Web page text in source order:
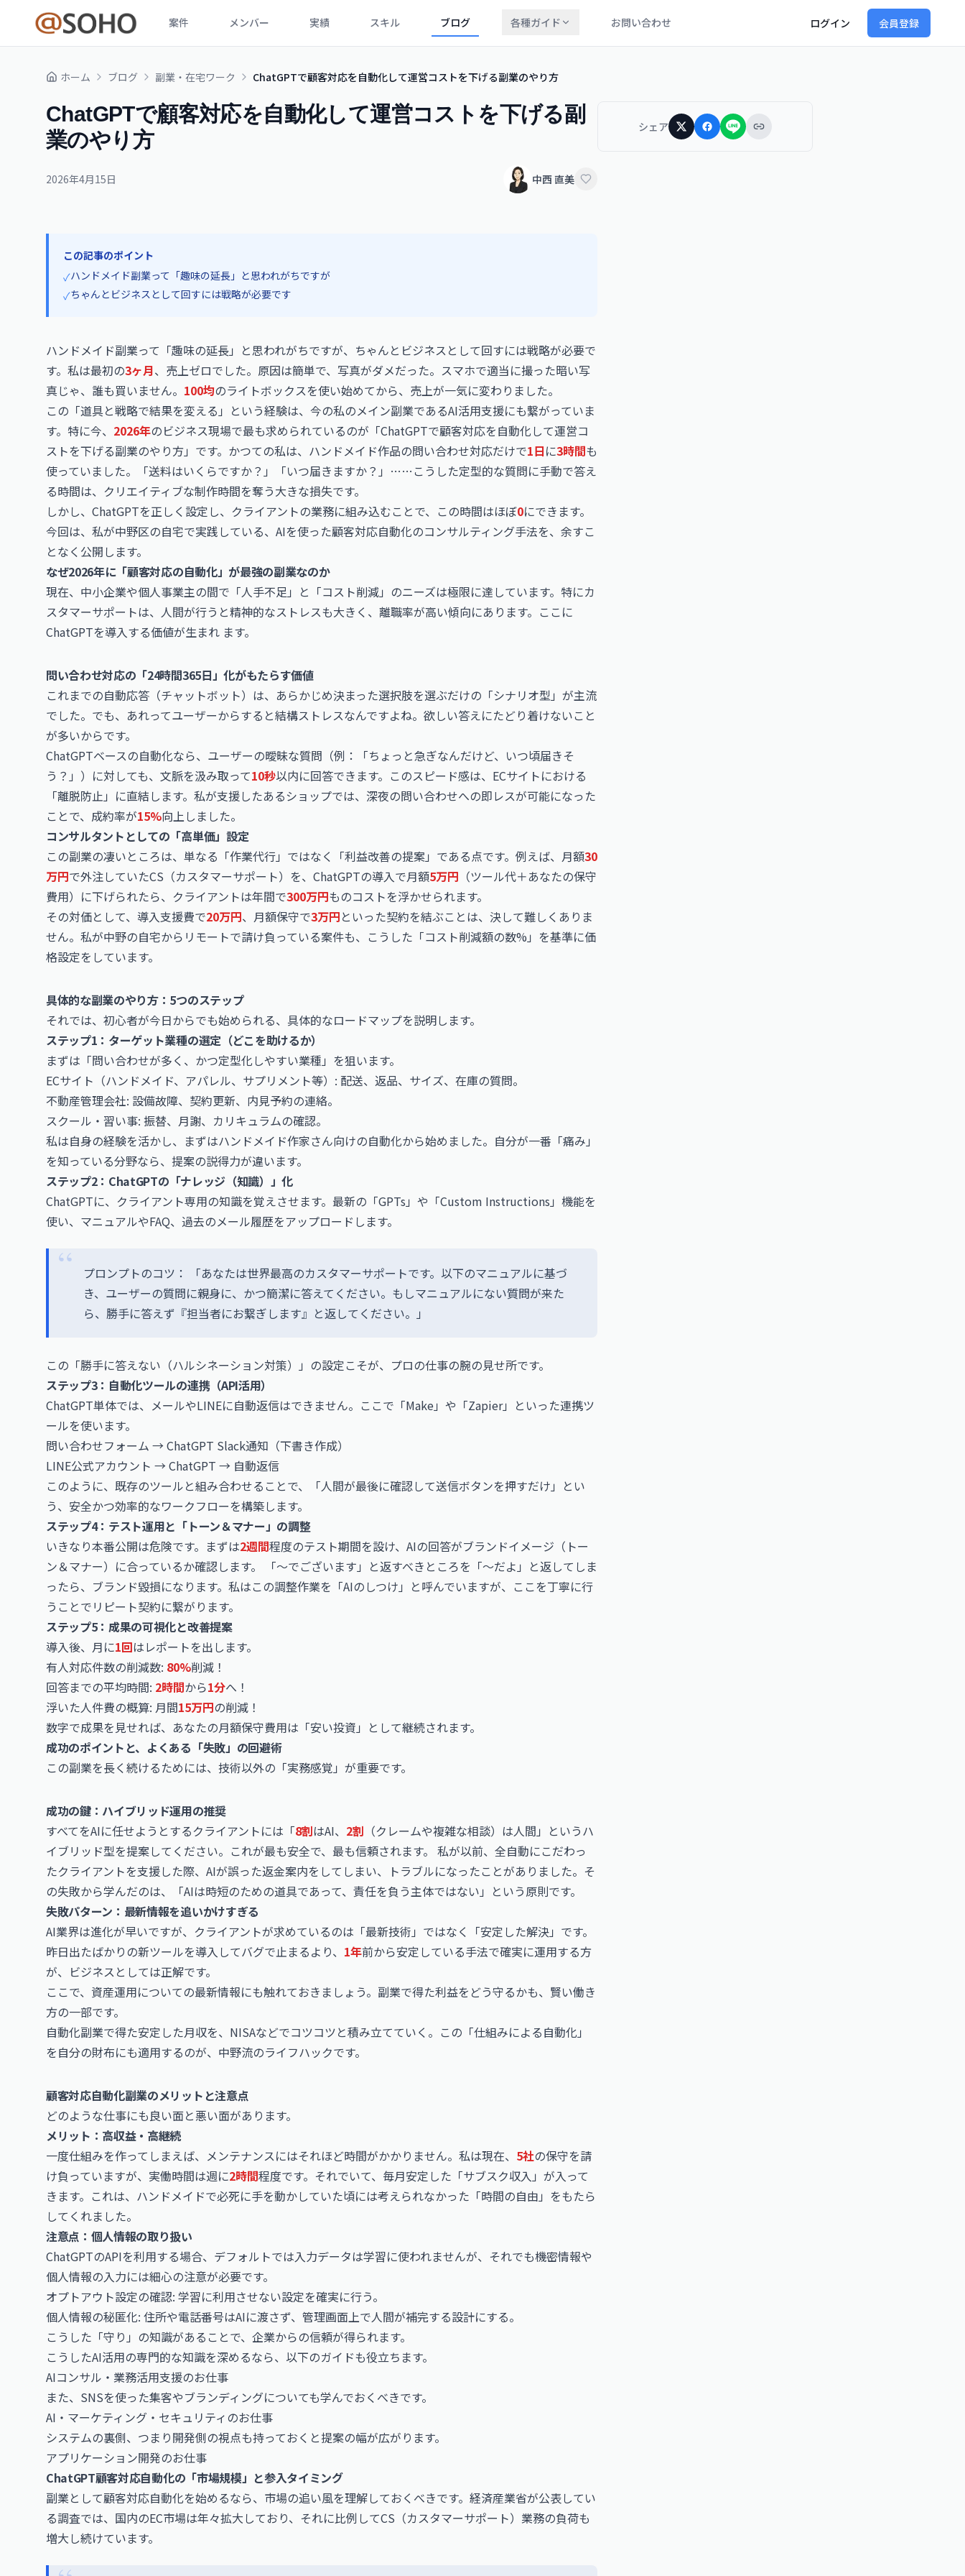
案件 メンバー 実績 スキル ブログ 各種ガイド お問い合わせ ログイン 会員登録
ホーム ブログ 副業・在宅ワーク ChatGPTで顧客対応を自動化して運営コストを下げる副業のやり方
ChatGPTで顧客対応を自動化して運営コストを下げる副
業のやり方
2026年4月15日 中西 直美
この記事のポイント
✓ハンドメイド副業って「趣味の延長」と思われがちですが
✓ちゃんとビジネスとして回すには戦略が必要です
ハンドメイド副業って「趣味の延長」と思われがちですが、ちゃんとビジネスとして回すには戦略が必要で
す。私は最初の3ヶ月、売上ゼロでした。原因は簡単で、写真がダメだった。スマホで適当に撮った暗い写
真じゃ、誰も買いません。 100均のライトボックスを使い始めてから、売上が一気に変わりました。
この「道具と戦略で結果を変える」という経験は、今の私のメイン副業であるAI活用支援にも繋がっていま
す。特に今、 2026年のビジネス現場で最も求められているのが「ChatGPTで顧客対応を自動化して運営コ
ストを下げる副業のやり方」です。かつての私は、ハンドメイド作品の問い合わせ対応だけで1日に3時間も
使っていました。「送料はいくらですか？」「いつ届きますか？」……こうした定型的な質問に手動で答え
る時間は、クリエイティブな制作時間を奪う大きな損失です。
しかし、ChatGPTを正しく設定し、クライアントの業務に組み込むことで、この時間はほぼ0にできます。
今回は、私が中野区の自宅で実践している、AIを使った顧客対応自動化のコンサルティング手法を、余すこ
となく公開します。
なぜ2026年に「顧客対応の自動化」が最強の副業なのか
現在、中小企業や個人事業主の間で「人手不足」と「コスト削減」のニーズは極限に達しています。特にカ
スタマーサポートは、人間が行うと精神的なストレスも大きく、離職率が高い傾向にあります。ここに
ChatGPTを導入する価値が生まれ ます。
問い合わせ対応の「24時間365日」化がもたらす価値
これまでの自動応答（チャットボット）は、あらかじめ決まった選択肢を選ぶだけの「シナリオ型」が主流
でした。でも、あれってユーザーからすると結構ストレスなんですよね。欲しい答えにたどり着けないこと
が多いからです。
ChatGPTベースの自動化なら、ユーザーの曖昧な質問（例：「ちょっと急ぎなんだけど、いつ頃届きそ
う？」）に対しても、文脈を汲み取って10秒以内に回答できます。このスピード感は、ECサイトにおける
「離脱防止」に直結します。私が支援したあるショップでは、深夜の問い合わせへの即レスが可能になった
ことで、成約率が15%向上しました。
コンサルタントとしての「高単価」設定
この副業の凄いところは、単なる「作業代行」ではなく「利益改善の提案」である点です。例えば、月額30
万円で外注していたCS（カスタマーサポート）を、ChatGPTの導入で月額5万円 （ツール代＋あなたの保守
費用）に下げられたら、クライアントは年間で300万円ものコストを浮かせられます。
その対価として、導入支援費で20万円、月額保守で3万円といった契約を結ぶことは、決して難しくありま
せん。私が中野の自宅からリモートで請け負っている案件も、こうした「コスト削減額の数%」を基準に価
格設定をしています。
具体的な副業のやり方：5つのステップ
それでは、初心者が今日からでも始められる、具体的なロードマップを説明します。
ステップ1：ターゲット業種の選定（どこを助けるか）
まずは「問い合わせが多く、かつ定型化しやすい業種」を狙います。
ECサイト（ハンドメイド、アパレル、サプリメント等）: 配送、返品、サイズ、在庫の質問。
不動産管理会社: 設備故障、契約更新、内見予約の連絡。
スクール・習い事: 振替、月謝、カリキュラムの確認。
私は自身の経験を活かし、まずはハンドメイド作家さん向けの自動化から始めました。自分が一番「痛み」
を知っている分野なら、提案の説得力が違います。
ステップ2：ChatGPTの「ナレッジ（知識）」化
ChatGPTに、クライアント専用の知識を覚えさせます。最新の「GPTs」や「Custom Instructions」機能を
使い、マニュアルやFAQ、過去のメール履歴をアップロードします。
プロンプトのコツ： 「あなたは世界最高のカスタマーサポートです。以下のマニュアルに基づ
き、ユーザーの質問に親身に、かつ簡潔に答えてください。もしマニュアルにない質問が来た
ら、勝手に答えず『担当者にお繋ぎします』と返してください。」
この「勝手に答えない（ハルシネーション対策）」の設定こそが、プロの仕事の腕の見せ所です。
ステップ3：自動化ツールの連携（API活用）
ChatGPT単体では、メールやLINEに自動返信はできません。ここで「Make」や「Zapier」といった連携ツ
ールを使います。
問い合わせフォーム → ChatGPT Slack通知（下書き作成）
LINE公式アカウント → ChatGPT → 自動返信
このように、既存のツールと組み合わせることで、「人間が最後に確認して送信ボタンを押すだけ」とい
う、安全かつ効率的なワークフローを構築します。
ステップ4：テスト運用と「トーン＆マナー」の調整
いきなり本番公開は危険です。まずは2週間程度のテスト期間を設け、AIの回答がブランドイメージ（トー
ン＆マナー）に合っているか確認します。 「〜でございます」と返すべきところを「〜だよ」と返してしま
ったら、ブランド毀損になります。私はこの調整作業を「AIのしつけ」と呼んでいますが、ここを丁寧に行
うことでリピート契約に繋がります。
ステップ5：成果の可視化と改善提案
導入後、月に1回はレポートを出します。
有人対応件数の削減数: 80%削減！
回答までの平均時間: 2時間から1分へ！
浮いた人件費の概算: 月間15万円の削減！
数字で成果を見せれば、あなたの月額保守費用は「安い投資」として継続されます。
成功のポイントと、よくある「失敗」の回避術
この副業を長く続けるためには、技術以外の「実務感覚」が重要です。
成功の鍵：ハイブリッド運用の推奨
すべてをAIに任せようとするクライアントには「8割はAI、 2割 （クレームや複雑な相談）は人間」というハ
イブリッド型を提案してください。これが最も安全で、最も信頼されます。 私が以前、全自動にこだわっ
たクライアントを支援した際、AIが誤った返金案内をしてしまい、トラブルになったことがありました。そ
の失敗から学んだのは、「AIは時短のための道具であって、責任を負う主体ではない」という原則です。
失敗パターン：最新情報を追いかけすぎる
AI業界は進化が早いですが、クライアントが求めているのは「最新技術」ではなく「安定した解決」です。
昨日出たばかりの新ツールを導入してバグで止まるより、 1年前から安定している手法で確実に運用する方
が、ビジネスとしては正解です。
ここで、資産運用についての最新情報にも触れておきましょう。副業で得た利益をどう守るかも、賢い働き
方の一部です。
自動化副業で得た安定した月収を、NISAなどでコツコツと積み立てていく。この「仕組みによる自動化」
を自分の財布にも適用するのが、中野流のライフハックです。
顧客対応自動化副業のメリットと注意点
どのような仕事にも良い面と悪い面があります。
メリット：高収益・高継続
一度仕組みを作ってしまえば、メンテナンスにはそれほど時間がかかりません。私は現在、 5社の保守を請
け負っていますが、実働時間は週に2時間程度です。それでいて、毎月安定した「サブスク収入」が入って
きます。これは、ハンドメイドで必死に手を動かしていた頃には考えられなかった「時間の自由」をもたら
してくれました。
注意点：個人情報の取り扱い
ChatGPTのAPIを利用する場合、デフォルトでは入力データは学習に使われませんが、それでも機密情報や
個人情報の入力には細心の注意が必要です。
オプトアウト設定の確認: 学習に利用させない設定を確実に行う。
個人情報の秘匿化: 住所や電話番号はAIに渡さず、管理画面上で人間が補完する設計にする。
こうした「守り」の知識があることで、企業からの信頼が得られます。
こうしたAI活用の専門的な知識を深めるなら、以下のガイドも役立ちます。
AIコンサル・業務活用支援のお仕事
また、SNSを使った集客やブランディングについても学んでおくべきです。
AI・マーケティング・セキュリティのお仕事
システムの裏側、つまり開発側の視点も持っておくと提案の幅が広がります。
アプリケーション開発のお仕事
ChatGPT顧客対応自動化の「市場規模」と参入タイミング
副業として顧客対応自動化を始めるなら、市場の追い風を理解しておくべきです。経済産業省が公表してい
る調査では、国内のEC市場は年々拡大しており、それに比例してCS（カスタマーサポート）業務の負荷も
増大し続けています。
シェア